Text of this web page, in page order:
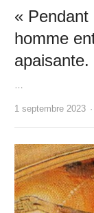
« Pendant
homme
apaisante.
1 septembre 2023